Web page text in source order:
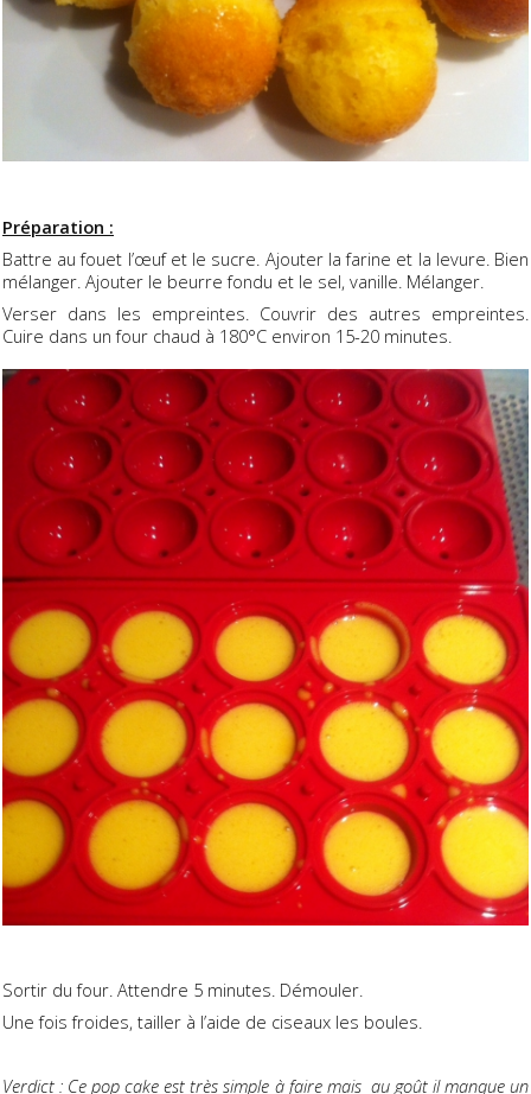
Préparation :
Battre au fouet l’œuf et le sucre. Ajouter la farine et la levure. Bien
mélanger. Ajouter le beurre fondu et le sel, vanille. Mélanger.
Verser dans les empreintes. Couvrir des autres empreintes.
Cuire dans un four chaud à 180°C environ 15-20 minutes.
Sortir du four. Attendre 5 minutes. Démouler.
Une fois froides, tailler à l’aide de ciseaux les boules.
Verdict : Ce pop cake est très simple à faire mais au goût il manque un